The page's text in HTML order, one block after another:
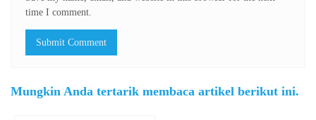
time I comment.
Mungkin Anda tertarik membaca artikel berikut ini.